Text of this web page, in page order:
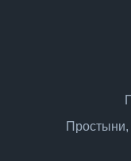
Простыни,